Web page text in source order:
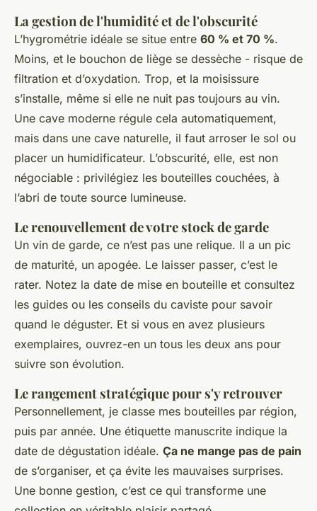
La gestion de l'humidité et de l'obscurité
L’hygrométrie idéale se situe entre 60 % et 70 %.
Moins, et le bouchon de liège se dessèche - risque de
filtration et d’oxydation. Trop, et la moisissure
s’installe, même si elle ne nuit pas toujours au vin.
Une cave moderne régule cela automatiquement,
mais dans une cave naturelle, il faut arroser le sol ou
placer un humidificateur. L’obscurité, elle, est non
négociable : privilégiez les bouteilles couchées, à
l’abri de toute source lumineuse.
Le renouvellement de votre stock de garde
Un vin de garde, ce n’est pas une relique. Il a un pic
de maturité, un apogée. Le laisser passer, c’est le
rater. Notez la date de mise en bouteille et consultez
les guides ou les conseils du caviste pour savoir
quand le déguster. Et si vous en avez plusieurs
exemplaires, ouvrez-en un tous les deux ans pour
suivre son évolution.
Le rangement stratégique pour s'y retrouver
Personnellement, je classe mes bouteilles par région,
puis par année. Une étiquette manuscrite indique la
date de dégustation idéale. Ça ne mange pas de pain
de s’organiser, et ça évite les mauvaises surprises.
Une bonne gestion, c’est ce qui transforme une